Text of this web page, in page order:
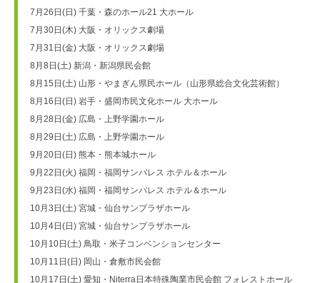
7月26日(日) 千葉・森のホール21 大ホール
7月30日(木) 大阪・オリックス劇場
7月31日(金) 大阪・オリックス劇場
8月8日(土) 新潟・新潟県民会館
8月15日(土) 山形・やまぎん県民ホール（山形県総合文化芸術館）
8月16日(日) 岩手・盛岡市民文化ホール 大ホール
8月28日(金) 広島・上野学園ホール
8月29日(土) 広島・上野学園ホール
9月20日(日) 熊本・熊本城ホール
9月22日(火) 福岡・福岡サンパレス ホテル＆ホール
9月23日(水) 福岡・福岡サンパレス ホテル＆ホール
10月3日(土) 宮城・仙台サンプラザホール
10月4日(日) 宮城・仙台サンプラザホール
10月10日(土) 鳥取・米子コンベンションセンター
10月11日(日) 岡山・倉敷市民会館
10月17日(土) 愛知・Niterra日本特殊陶業市民会館 フォレストホール